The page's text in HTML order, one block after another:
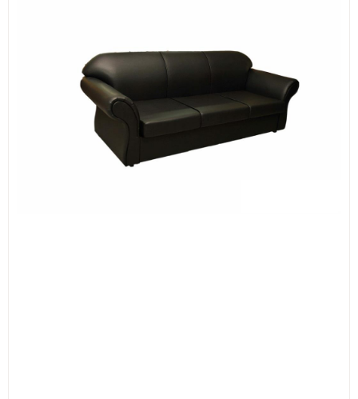
СПОРТ
МЕБЕЛИ И ОБОРУДВАНЕ
КАНЦЕЛАРСКИ МАТЕРИАЛИ
КНИГИ И УЧЕБНИЦИ